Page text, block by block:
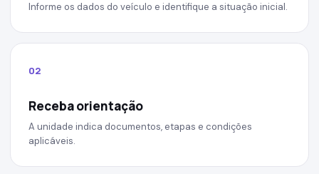
Informe os dados do veículo e identifique a situação inicial.
02
Receba orientação
A unidade indica documentos, etapas e condições
aplicáveis.